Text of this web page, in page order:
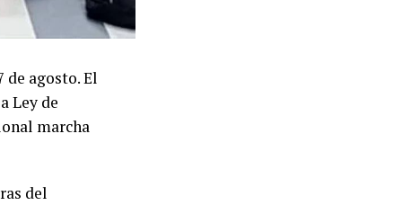
agosto. El
Ley de
marcha
del